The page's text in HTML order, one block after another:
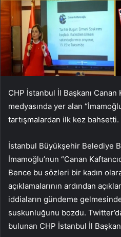
CHP İstanbul İl Başkanı
medyasında yer alan
tartışmalardan ilk kez bahsetti.
İstanbul Büyükşehir Belediye
İmamoğlu’nun “Canan
Bence bu sözleri bir kadın
açıklamalarının ardından
iddiaların gündeme
suskunluğunu bozdu.
bulunan CHP İstanbul İl